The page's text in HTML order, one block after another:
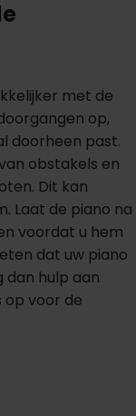
met de
op,
doorheen past.
obstakels en
Dit kan
Laat de piano na
voordat u hem
dat uw piano
dan hulp aan
op voor de